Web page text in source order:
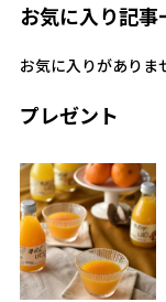
お気に入り記事
お気に入りがありま
プレゼント